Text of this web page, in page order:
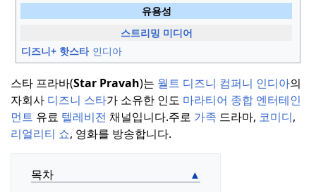
유용성
스트리밍 미디어
디즈니+ 핫스타 인디아
스타 프라바(Star Pravah)는 월트 디즈니 컴퍼니 인디아의
자회사 디즈니 스타가 소유한 인도 마라티어 종합 엔터테인
먼트 유료 텔레비전 채널입니다.주로 가족 드라마, 코미디,
리얼리티 쇼, 영화를 방송합니다.
목차